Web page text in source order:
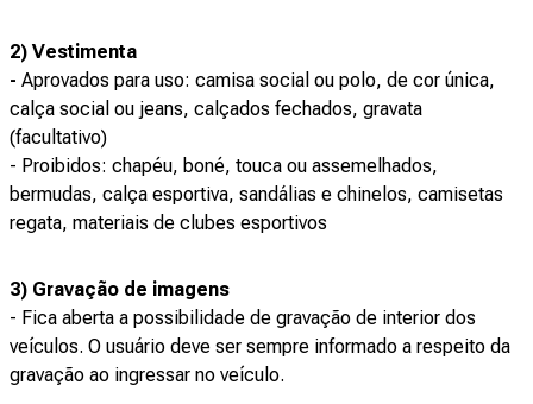
2) Vestimenta
- Aprovados para uso: camisa social ou polo, de cor única,
calça social ou jeans, calçados fechados, gravata
(facultativo)
- Proibidos: chapéu, boné, touca ou assemelhados,
bermudas, calça esportiva, sandálias e chinelos, camisetas
regata, materiais de clubes esportivos
3) Gravação de imagens
- Fica aberta a possibilidade de gravação de interior dos
veículos. O usuário deve ser sempre informado a respeito da
gravação ao ingressar no veículo.